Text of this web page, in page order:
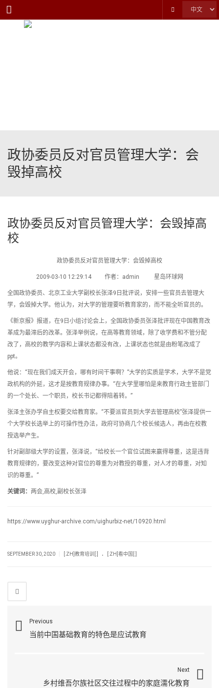
Menu
政协委员反对官员管理大学：会
毁掉高校
政协委员反对官员管理大学：会毁掉高
校
政协委员反对官员管理大学：会毁掉高校
2009-03-10 12:29:14 作者：admin 星岛环球网
全国政协委员、北京工业大学副校长张泽9日批评说，安排一些官员去管理大
学，会毁掉大学。他认为，对大学的管理要听教育家的，而不能全听官员的。
《新京报》报道，在9日小组讨论会上，全国政协委员张泽批评现在中国教育改
革成为最滞后的改革。张泽举例说，在高等教育领域，除了收学费和不管分配
改了，高校的教学内容和上课状态都没有改，上课状态也就是由粉笔改成了
ppt。
他说：“现在我们成天开会，哪有时间干事啊？”大学的实质是学术，大学不是党
政机构的外延，这才是按教育规律办事。“在大学里哪怕是来教育行政主管部门
的一个处长、一个职员，校长书记都得陪着转。”
张泽主张办学自主权要交给教育家。“不要派官员到大学去管理高校”张泽提供一
个大学校长选举上的可操作性办法，政府可协商几个校长候选人，再由在校教
授选举产生。
针对副部级大学的设置，张泽说，“给校长一个官位试图来赢得尊重，这是违背
教育规律的，要改变这种对官位的尊重为对教授的尊重，对人才的尊重，对知
识的尊重。”
关键词： 两会,高校,副校长张泽
https://www.uyghur-archive.com/uighurbiz-net/10920.html
SEPTEMBER 30, 2020 [:ZH]教育培训[:] . [:ZH]看中国[:]
Previous
当前中国基础教育的特色是应试教育
Next
乡村维吾尔族社区交往过程中的家庭濡化教育